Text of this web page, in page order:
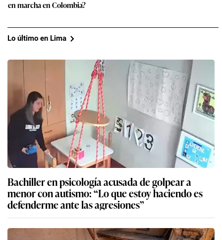
en marcha en Colombia?
Lo último en Lima
Bachiller en psicología acusada de golpear a
menor con autismo: “Lo que estoy haciendo es
defenderme ante las agresiones”